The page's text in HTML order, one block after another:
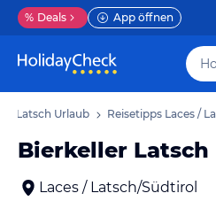
% Deals App öffnen
/ Latsch Urlaub Reisetipps Laces /
Bierkeller Latsch
Laces / Latsch/Südtirol